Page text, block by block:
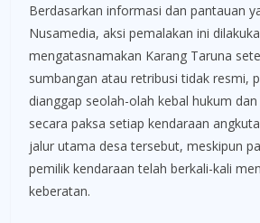
Berdasarkan informasi dan pantauan
Nusamedia, aksi pemalakan ini
mengatasnamakan Karang Taruna
sumbangan atau retribusi tidak resmi,
dianggap seolah-olah kebal hukum
secara paksa setiap kendaraan
jalur utama desa tersebut, meskipun
pemilik kendaraan telah berkali-kali
keberatan.